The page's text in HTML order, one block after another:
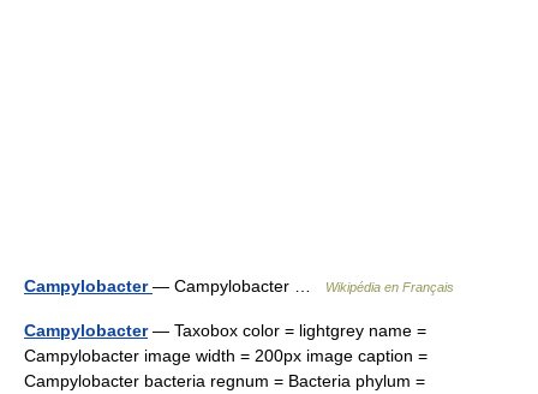
Campylobacter— Campylobacter … Wikipédia en Français
Campylobacter— Taxobox color = lightgrey name =
Campylobacter image width = 200px image caption =
Campylobacter bacteria regnum = Bacteria phylum =